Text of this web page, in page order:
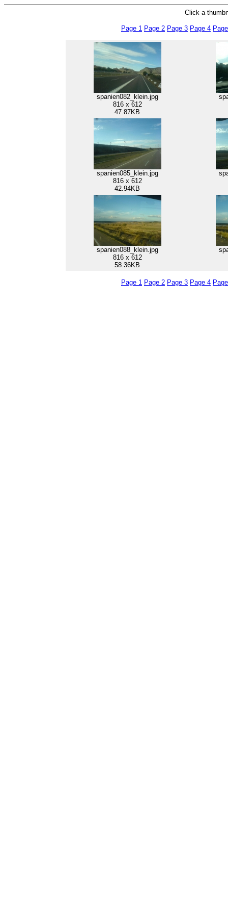
Click a
Page 1 Page 2 Page 3 Page 4
spanien082_klein.jpg
816 x 612
47.87KB
spanien085_klein.jpg
816 x 612
42.94KB
spanien088_klein.jpg
816 x 612
58.36KB
Page 1 Page 2 Page 3 Page 4